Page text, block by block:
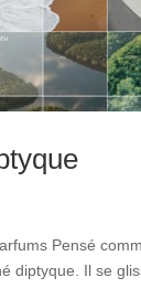
Pensé
diptyque. Il se